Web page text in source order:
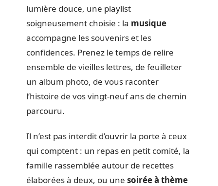
lumière douce, une playlist
soigneusement choisie : la musique
accompagne les souvenirs et les
confidences. Prenez le temps de relire
ensemble de vieilles lettres, de feuilleter
un album photo, de vous raconter
l’histoire de vos vingt-neuf ans de chemin
parcouru.
Il n’est pas interdit d’ouvrir la porte à ceux
qui comptent : un repas en petit comité, la
famille rassemblée autour de recettes
élaborées à deux, ou une soirée à thème